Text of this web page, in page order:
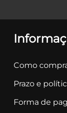
Como
Prazo e
Forma de